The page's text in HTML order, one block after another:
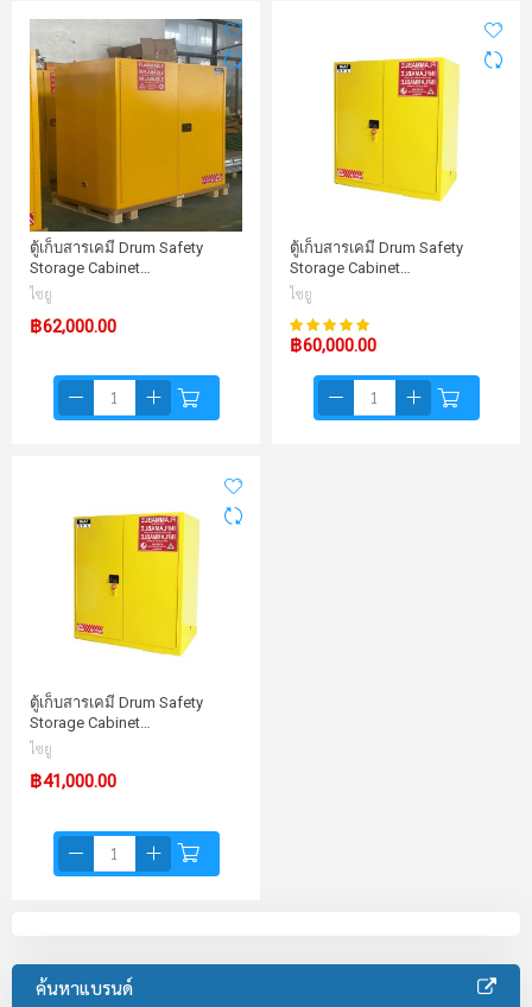
ตู้เก็บสารเคมี Drum Safety
Storage Cabinet…
ไซยู
฿62,000.00
ตู้เก็บสารเคมี Drum Safety
Storage Cabinet…
ไซยู
คะแนน:
฿60,000.00
ตู้เก็บสารเคมี Drum Safety
Storage Cabinet…
ไซยู
฿41,000.00
ค้นหาแบรนด์